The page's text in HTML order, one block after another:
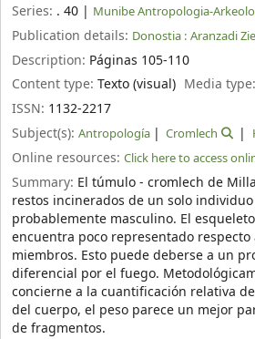
Series: . 40 | Munibe Antropologia-
Publication details: Donostia : Aranzadi
Description: Páginas 105-110
Content type: Texto (visual) Media
ISSN: 1132-2217
Subject(s): Antropología Cromlech
Online resources: Click here to access
Summary: El túmulo - cromlech de
restos incinerados de un solo
probablemente masculino. El
encuentra poco representado
miembros. Esto puede deberse a un
diferencial por el fuego.
concierne a la cuantificación relativa
del cuerpo, el peso parece un mejor
de fragmentos.